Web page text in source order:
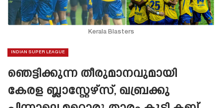
Kerala Blasters
INDIAN SUPER LEAGUE
ഞെട്ടിക്കുന്ന തീരുമാനവുമായി
കേരള ബ്ലാസ്റ്റേഴ്‌സ്, ഖബ്രക്കു